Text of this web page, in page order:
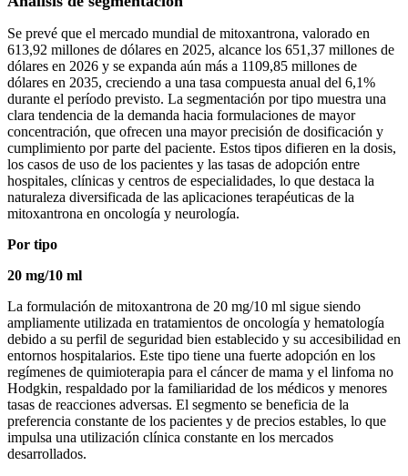
Se prevé que el mercado mundial de mitoxantrona, valorado en
613,92 millones de dólares en 2025, alcance los 651,37 millones de
dólares en 2026 y se expanda aún más a 1109,85 millones de
dólares en 2035, creciendo a una tasa compuesta anual del 6,1%
durante el período previsto. La segmentación por tipo muestra una
clara tendencia de la demanda hacia formulaciones de mayor
concentración, que ofrecen una mayor precisión de dosificación y
cumplimiento por parte del paciente. Estos tipos difieren en la dosis,
los casos de uso de los pacientes y las tasas de adopción entre
hospitales, clínicas y centros de especialidades, lo que destaca la
naturaleza diversificada de las aplicaciones terapéuticas de la
mitoxantrona en oncología y neurología.
Por tipo
20 mg/10 ml
La formulación de mitoxantrona de 20 mg/10 ml sigue siendo
ampliamente utilizada en tratamientos de oncología y hematología
debido a su perfil de seguridad bien establecido y su accesibilidad en
entornos hospitalarios. Este tipo tiene una fuerte adopción en los
regímenes de quimioterapia para el cáncer de mama y el linfoma no
Hodgkin, respaldado por la familiaridad de los médicos y menores
tasas de reacciones adversas. El segmento se beneficia de la
preferencia constante de los pacientes y de precios estables, lo que
impulsa una utilización clínica constante en los mercados
desarrollados.